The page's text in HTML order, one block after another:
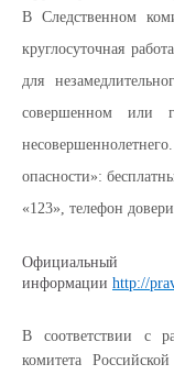
В Следственном
круглосуточная
для
совершенном или
опасности»:
«123», телефон
Официальный
информации http://
В соответствии с
комитета